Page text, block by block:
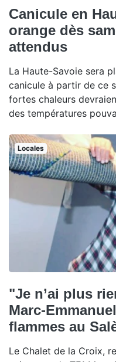
Canicule en
orange dès
attendus
La Haute-Savoie sera
canicule à partir de ce
fortes chaleurs
des températures
Locales
"Je n’ai plus
Marc-
flammes au
Le Chalet de la Croix,